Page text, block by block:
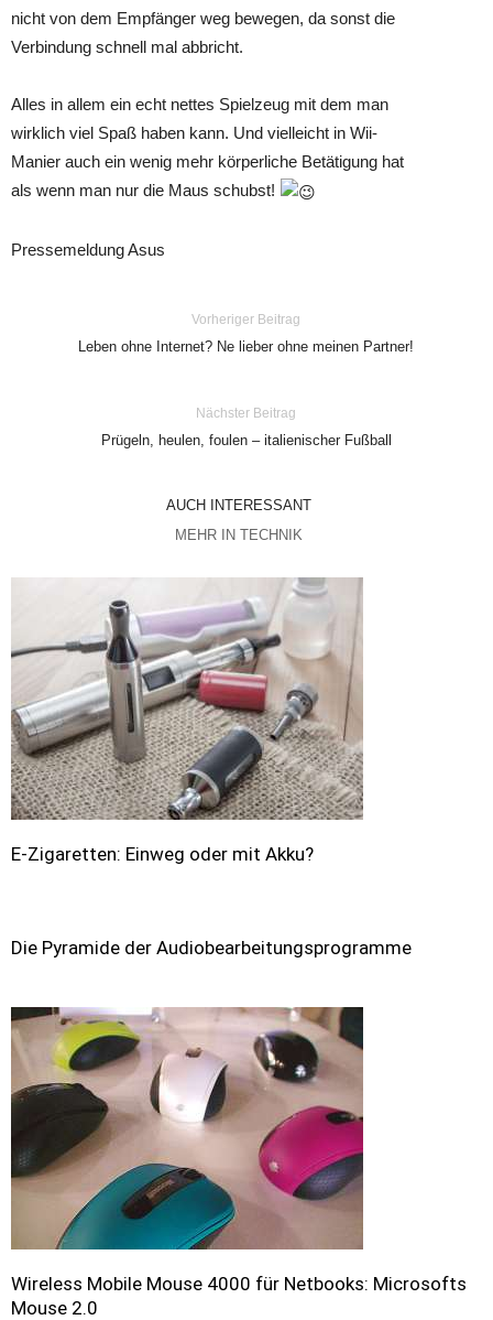
nicht von dem Empfänger weg bewegen, da sonst die
Verbindung schnell mal abbricht.
Alles in allem ein echt nettes Spielzeug mit dem man
wirklich viel Spaß haben kann. Und vielleicht in Wii-
Manier auch ein wenig mehr körperliche Betätigung hat
als wenn man nur die Maus schubst!
Pressemeldung Asus
Vorheriger Beitrag
Leben ohne Internet? Ne lieber ohne meinen Partner!
Nächster Beitrag
Prügeln, heulen, foulen – italienischer Fußball
AUCH INTERESSANT
MEHR IN TECHNIK
E-Zigaretten: Einweg oder mit Akku?
Die Pyramide der Audiobearbeitungsprogramme
Wireless Mobile Mouse 4000 für Netbooks: Microsofts
Mouse 2.0